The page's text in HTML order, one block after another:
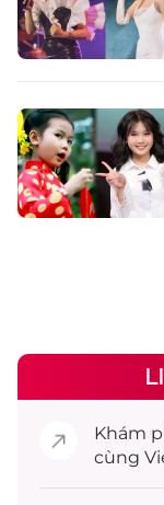
Khám
cùng